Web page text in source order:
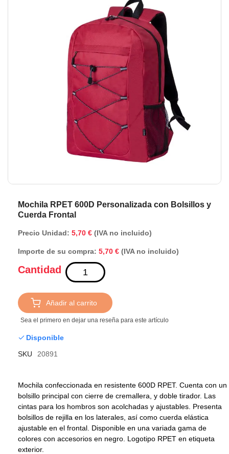
Mochila RPET 600D Personalizada con Bolsillos y
Cuerda Frontal
Precio Unidad: 5,70 € (IVA no incluido)
Importe de su compra: 5,70 € (IVA no incluido)
Cantidad
Añadir al carrito
Sea el primero en dejar una reseña para este artículo
Disponible
SKU
20891
Mochila confeccionada en resistente 600D RPET. Cuenta con un
bolsillo principal con cierre de cremallera, y doble tirador. Las
cintas para los hombros son acolchadas y ajustables. Presenta
bolsillos de rejilla en los laterales, así como cuerda elástica
ajustable en el frontal. Disponible en una variada gama de
colores con accesorios en negro. Logotipo RPET en etiqueta
exterior.